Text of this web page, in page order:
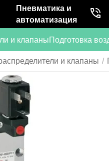
Пневматика и
автоматизация
и клапаныПодготовка
и клапаны /